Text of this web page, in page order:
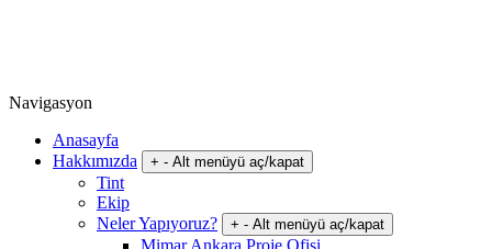
Navigasyon
Anasayfa
Hakkımızda
+ - Alt menüyü aç/kapat
Tint
Ekip
Neler Yapıyoruz?
+ - Alt menüyü aç/kapat